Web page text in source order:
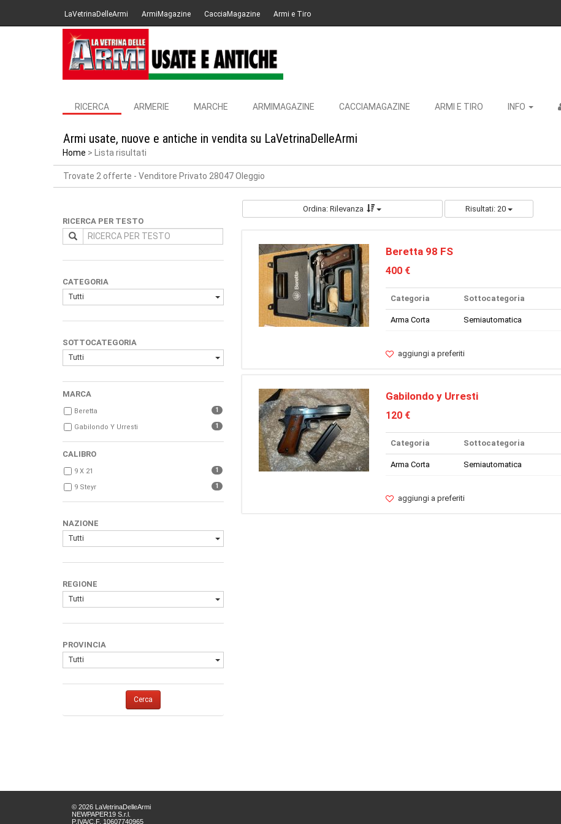
LaVetrinaDelleArmi ArmiMagazine CacciaMagazine Armi e Tiro
RICERCA ARMERIE MARCHE ARMIMAGAZINE CACCIAMAGAZINE ARMI E TIRO INFO
Armi usate, nuove e antiche in vendita su LaVetrinaDelleArmi
Home Lista risultati
Trovate 2 offerte - Venditore Privato 28047 Oleggio
RICERCA PER TESTO
CATEGORIA
Tutti
SOTTOCATEGORIA
Tutti
MARCA
Beretta 1
Gabilondo Y Urresti 1
CALIBRO
9 X 21 1
9 Steyr 1
NAZIONE
Tutti
REGIONE
Tutti
PROVINCIA
Tutti
Cerca
Ordina: Rilevanza Risultati: 20
Beretta 98 FS
400 €
Categoria Sottocategoria
Arma Corta Semiautomatica
aggiungi a preferiti
Gabilondo y Urresti
120 €
Categoria Sottocategoria
Arma Corta Semiautomatica
aggiungi a preferiti
© 2026 LaVetrinaDelleArmi
NEWPAPER19 S.r.l.
P.IVA/C.F. 10607740965